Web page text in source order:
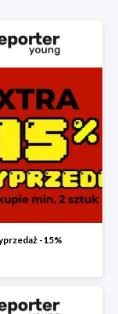
-15%